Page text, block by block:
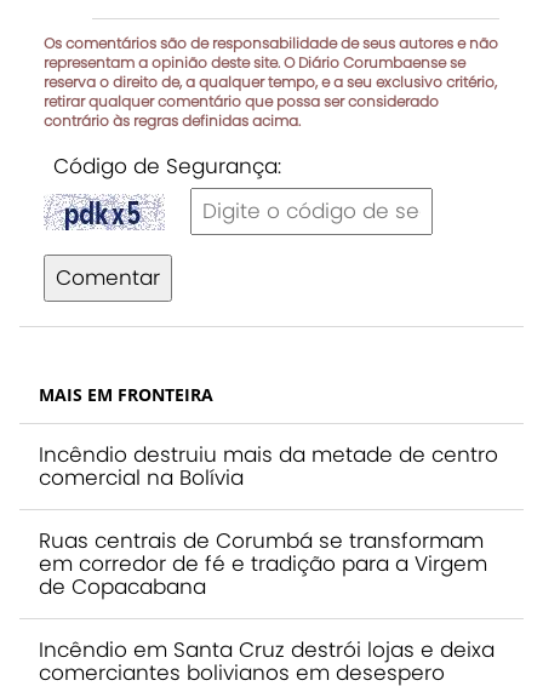
Os comentários são de responsabilidade de seus autores e não
representam a opinião deste site. O Diário Corumbaense se
reserva o direito de, a qualquer tempo, e a seu exclusivo critério,
retirar qualquer comentário que possa ser considerado
contrário às regras definidas acima.
Código de Segurança:
Comentar
MAIS EM FRONTEIRA
Incêndio destruiu mais da metade de centro
comercial na Bolívia
Ruas centrais de Corumbá se transformam
em corredor de fé e tradição para a Virgem
de Copacabana
Incêndio em Santa Cruz destrói lojas e deixa
comerciantes bolivianos em desespero